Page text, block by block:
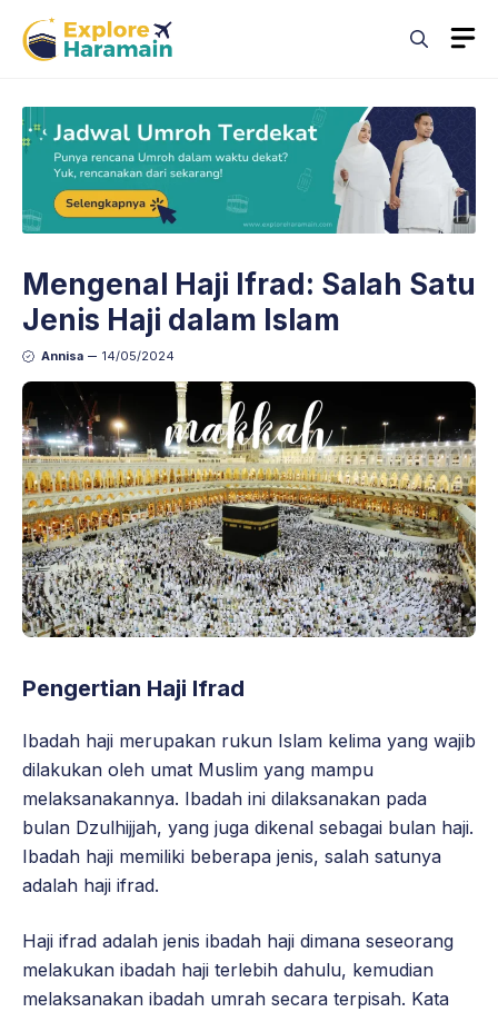
content
Mengenal Haji Ifrad: Salah Satu
Jenis Haji dalam Islam
Annisa 14/05/2024
Pengertian Haji Ifrad
Ibadah haji merupakan rukun Islam kelima yang wajib
dilakukan oleh umat Muslim yang mampu
melaksanakannya. Ibadah ini dilaksanakan pada
bulan Dzulhijjah, yang juga dikenal sebagai bulan haji.
Ibadah haji memiliki beberapa jenis, salah satunya
adalah haji ifrad.
Haji ifrad adalah jenis ibadah haji dimana seseorang
melakukan ibadah haji terlebih dahulu, kemudian
melaksanakan ibadah umrah secara terpisah. Kata